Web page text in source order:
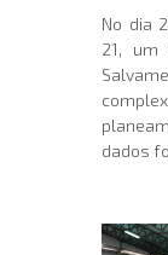
No dia
21,
dados